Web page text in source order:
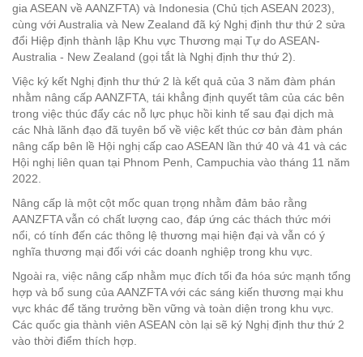
gia ASEAN về AANZFTA) và Indonesia (Chủ tịch ASEAN 2023),
cùng với Australia và New Zealand đã ký Nghị định thư thứ 2 sửa
đổi Hiệp định thành lập Khu vực Thương mại Tự do ASEAN-
Australia - New Zealand (gọi tắt là Nghị định thư thứ 2).
Việc ký kết Nghị định thư thứ 2 là kết quả của 3 năm đàm phán
nhằm nâng cấp AANZFTA, tái khẳng định quyết tâm của các bên
trong việc thúc đẩy các nỗ lực phục hồi kinh tế sau đại dịch mà
các Nhà lãnh đạo đã tuyên bố về việc kết thúc cơ bản đàm phán
nâng cấp bên lề Hội nghị cấp cao ASEAN lần thứ 40 và 41 và các
Hội nghị liên quan tại Phnom Penh, Campuchia vào tháng 11 năm
2022.
Nâng cấp là một cột mốc quan trọng nhằm đảm bảo rằng
AANZFTA vẫn có chất lượng cao, đáp ứng các thách thức mới
nổi, có tính đến các thông lệ thương mại hiện đại và vẫn có ý
nghĩa thương mại đối với các doanh nghiệp trong khu vực.
Ngoài ra, việc nâng cấp nhằm mục đích tối đa hóa sức mạnh tổng
hợp và bổ sung của AANZFTA với các sáng kiến thương mại khu
vực khác để tăng trưởng bền vững và toàn diện trong khu vực.
Các quốc gia thành viên ASEAN còn lại sẽ ký Nghị định thư thứ 2
vào thời điểm thích hợp.